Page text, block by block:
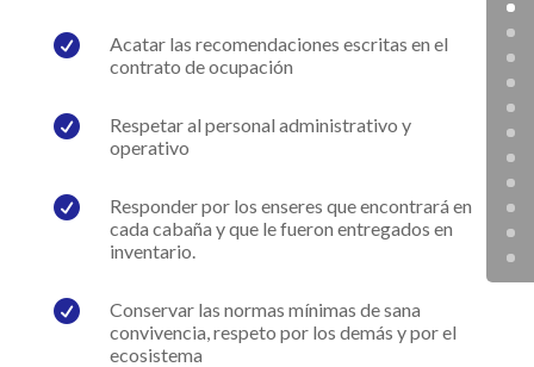

Acatar las recomendaciones escritas en el
contrato de ocupación

Respetar al personal administrativo y
operativo

Responder por los enseres que encontrará en
cada cabaña y que le fueron entregados en
inventario.

Conservar las normas mínimas de sana
convivencia, respeto por los demás y por el
ecosistema